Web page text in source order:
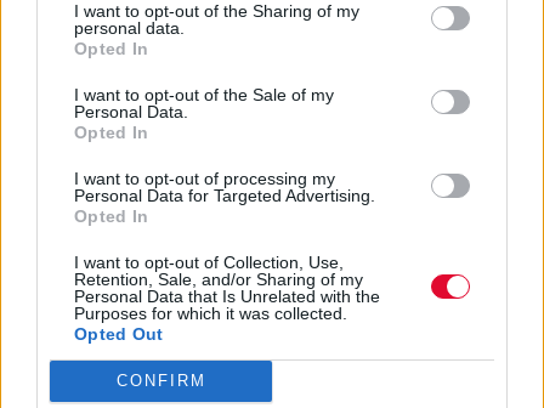
I want to opt-out of the Sharing of my
personal data.
Opted In
I want to opt-out of the Sale of my
Personal Data.
Opted In
I want to opt-out of processing my
Personal Data for Targeted Advertising.
Opted In
I want to opt-out of Collection, Use,
Retention, Sale, and/or Sharing of my
Personal Data that Is Unrelated with the
Purposes for which it was collected.
Opted Out
CONFIRM
Γούντστοκ της Νέας Υόρκης, όπου συνδέθηκε
φιλικά με τα μέλη των θρυλικών σήμερα
Band. Με τη βοήθειά τους και τη συνοδεία
του επίσης θρυλικού και πολυπράγμονα Dr.
John, ο Charles ηχογράφησε το ομώνυμο
άλμπουμ του το 1972. Η σύνθεση τραγουδιών
του Charles είχε αλλάξει σημαντικά από τα
δεκαετία του 1950. Αντίθετα, επικεντρώθηκε
στη βαθιά του δυσαρέσκεια για την κοινωνία:
«Κάνοντας παρέα με τους ανθρώπους του
δρόμου, το κατάλαβαν, κάνοντας παρέα με